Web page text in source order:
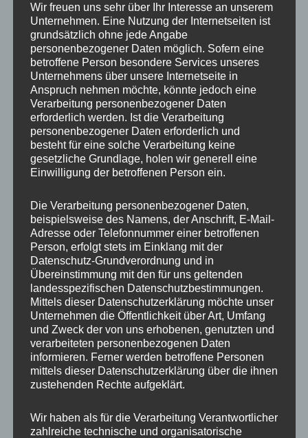
Durchmesser 15
Breite 7.0
Lochkreis 4×100
PCD 100 mm
Design JR6
Lochzahl 4
Homologation ohne TÜV-Gutachten
ET 35
Nabenbohrung 67.1
Traglast 620
Ähnliche Produkte
Wir freuen uns sehr über Ihr Interesse an unserem
Unternehmen. Eine Nutzung der Internetseiten ist
grundsätzlich ohne jede Angabe
personenbezogener Daten möglich. Sofern eine
betroffene Person besondere Services unseres
Unternehmens über unsere Internetseite in
Anspruch nehmen möchte, könnte jedoch eine
Verarbeitung personenbezogener Daten
erforderlich werden. Ist die Verarbeitung
personenbezogener Daten erforderlich und
besteht für eine solche Verarbeitung keine
gesetzliche Grundlage, holen wir generell eine
Einwilligung der betroffenen Person ein.
Die Verarbeitung personenbezogener Daten,
beispielsweise des Namens, der Anschrift, E-Mail-
Adresse oder Telefonnummer einer betroffenen
Person, erfolgt stets im Einklang mit der
Datenschutz-Grundverordnung und in
Übereinstimmung mit den für uns geltenden
landesspezifischen Datenschutzbestimmungen.
Mittels dieser Datenschutzerklärung möchte unser
Unternehmen die Öffentlichkeit über Art, Umfang
und Zweck der von uns erhobenen, genutzten und
verarbeiteten personenbezogenen Daten
informieren. Ferner werden betroffene Personen
mittels dieser Datenschutzerklärung über die ihnen
zustehenden Rechte aufgeklärt.
Wir haben als für die Verarbeitung Verantwortlicher
zahlreiche technische und organisatorische